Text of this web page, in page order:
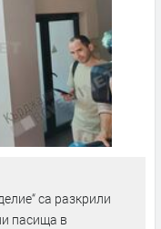
са разкрили
пасища в